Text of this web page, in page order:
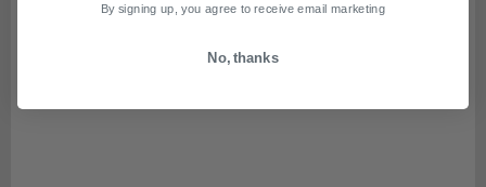
By signing up, you agree to receive email marketing
No, thanks